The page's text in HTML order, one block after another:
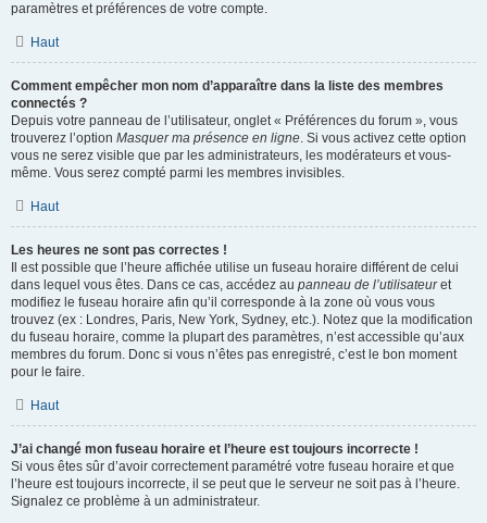
paramètres et préférences de votre compte.
Haut
Comment empêcher mon nom d’apparaître dans la liste des membres
connectés ?
Depuis votre panneau de l’utilisateur, onglet « Préférences du forum », vous
trouverez l’option Masquer ma présence en ligne. Si vous activez cette option
vous ne serez visible que par les administrateurs, les modérateurs et vous-
même. Vous serez compté parmi les membres invisibles.
Haut
Les heures ne sont pas correctes !
Il est possible que l’heure affichée utilise un fuseau horaire différent de celui
dans lequel vous êtes. Dans ce cas, accédez au panneau de l’utilisateuret
modifiez le fuseau horaire afin qu’il corresponde à la zone où vous vous
trouvez (ex : Londres, Paris, New York, Sydney, etc.). Notez que la modification
du fuseau horaire, comme la plupart des paramètres, n’est accessible qu’aux
membres du forum. Donc si vous n’êtes pas enregistré, c’est le bon moment
pour le faire.
Haut
J’ai changé mon fuseau horaire et l’heure est toujours incorrecte !
Si vous êtes sûr d’avoir correctement paramétré votre fuseau horaire et que
l’heure est toujours incorrecte, il se peut que le serveur ne soit pas à l’heure.
Signalez ce problème à un administrateur.